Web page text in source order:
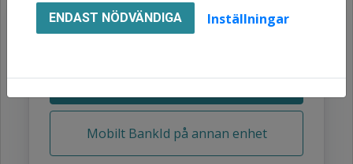
Starta Mobilt BankID
Mobilt BankId på annan enhet
ENDAST NÖDVÄNDIGA Inställningar